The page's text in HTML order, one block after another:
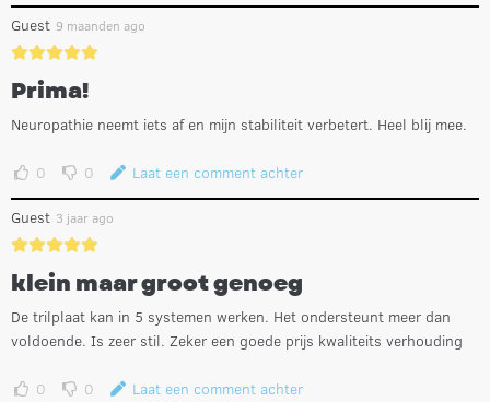
Guest 9 maanden ago
Prima!
Neuropathie neemt iets af en mijn stabiliteit verbetert. Heel blij mee.
0 0 Laat een comment achter
Guest 3 jaar ago
klein maar groot genoeg
De trilplaat kan in 5 systemen werken. Het ondersteunt meer dan
voldoende. Is zeer stil. Zeker een goede prijs kwaliteits verhouding
0 0 Laat een comment achter